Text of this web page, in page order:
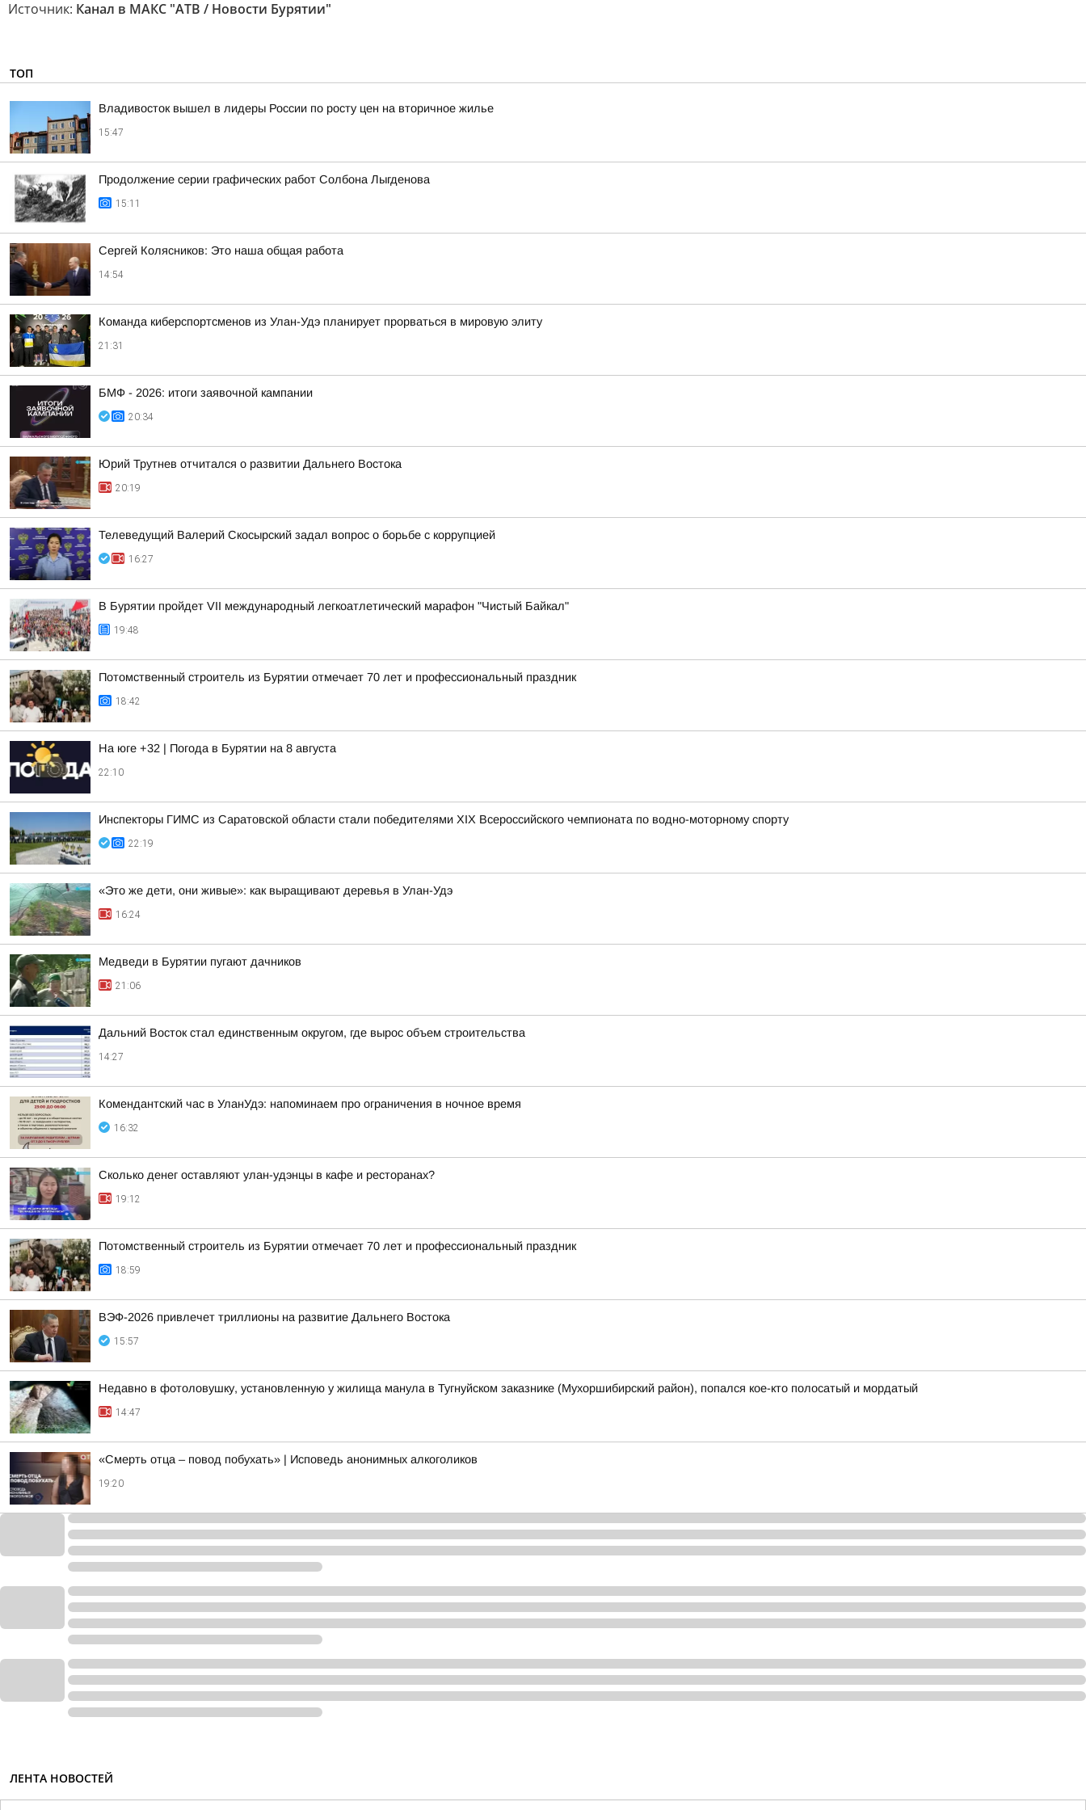
Источник: Канал в МАКС "АТВ / Новости Бурятии"
ТОП
Владивосток вышел в лидеры России по росту цен на вторичное жилье
15:47
Продолжение серии графических работ Солбона Лыгденова
15:11
Сергей Колясников: Это наша общая работа
14:54
Команда киберспортсменов из Улан-Удэ планирует прорваться в мировую элиту
21:31
БМФ - 2026: итоги заявочной кампании
20:34
Юрий Трутнев отчитался о развитии Дальнего Востока
20:19
Телеведущий Валерий Скосырский задал вопрос о борьбе с коррупцией
16:27
В Бурятии пройдет VII международный легкоатлетический марафон "Чистый Байкал"
19:48
Потомственный строитель из Бурятии отмечает 70 лет и профессиональный праздник
18:42
На юге +32 | Погода в Бурятии на 8 августа
22:10
Инспекторы ГИМС из Саратовской области стали победителями XIX Всероссийского чемпионата по водно-моторному спорту
22:19
«Это же дети, они живые»: как выращивают деревья в Улан-Удэ
16:24
Медведи в Бурятии пугают дачников
21:06
Дальний Восток стал единственным округом, где вырос объем строительства
14:27
Комендантский час в УланУдэ: напоминаем про ограничения в ночное время
16:32
Сколько денег оставляют улан-удэнцы в кафе и ресторанах?
19:12
Потомственный строитель из Бурятии отмечает 70 лет и профессиональный праздник
18:59
ВЭФ-2026 привлечет триллионы на развитие Дальнего Востока
15:57
Недавно в фотоловушку, установленную у жилища манула в Тугнуйском заказнике (Мухоршибирский район), попался кое-кто полосатый и мордатый
14:47
«Смерть отца – повод побухать» | Исповедь анонимных алкоголиков
19:20
ЛЕНТА НОВОСТЕЙ